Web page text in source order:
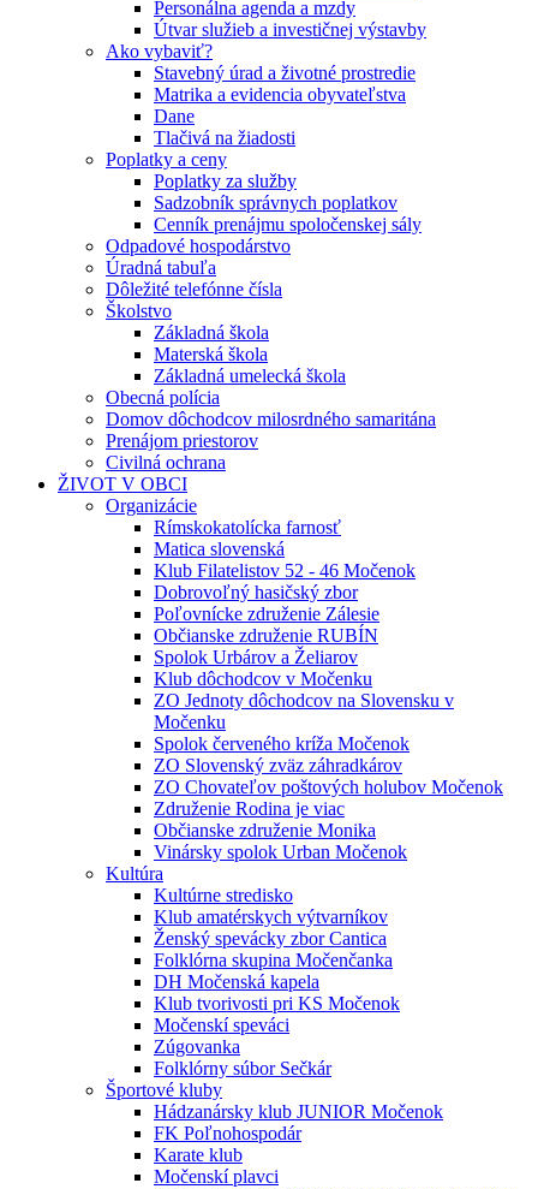
Personálna agenda a mzdy
Útvar služieb a investičnej výstavby
Ako vybaviť?
Stavebný úrad a životné prostredie
Matrika a evidencia obyvateľstva
Dane
Tlačivá na žiadosti
Poplatky a ceny
Poplatky za služby
Sadzobník správnych poplatkov
Cenník prenájmu spoločenskej sály
Odpadové hospodárstvo
Úradná tabuľa
Dôležité telefónne čísla
Školstvo
Základná škola
Materská škola
Základná umelecká škola
Obecná polícia
Domov dôchodcov milosrdného samaritána
Prenájom priestorov
Civilná ochrana
ŽIVOT V OBCI
Organizácie
Rímskokatolícka farnosť
Matica slovenská
Klub Filatelistov 52 - 46 Močenok
Dobrovoľný hasičský zbor
Poľovnícke združenie Zálesie
Občianske združenie RUBÍN
Spolok Urbárov a Želiarov
Klub dôchodcov v Močenku
ZO Jednoty dôchodcov na Slovensku v
Močenku
Spolok červeného kríža Močenok
ZO Slovenský zväz záhradkárov
ZO Chovateľov poštových holubov Močenok
Združenie Rodina je viac
Občianske združenie Monika
Vinársky spolok Urban Močenok
Kultúra
Kultúrne stredisko
Klub amatérskych výtvarníkov
Ženský spevácky zbor Cantica
Folklórna skupina Močenčanka
DH Močenská kapela
Klub tvorivosti pri KS Močenok
Močenskí speváci
Zúgovanka
Folklórny súbor Sečkár
Športové kluby
Hádzanársky klub JUNIOR Močenok
FK Poľnohospodár
Karate klub
Močenskí plavci